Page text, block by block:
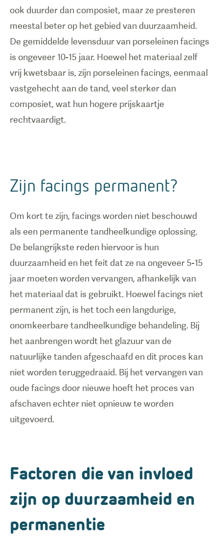
ook duurder dan composiet, maar ze presteren
meestal beter op het gebied van duurzaamheid.
De gemiddelde levensduur van porseleinen facings
is ongeveer 10-15 jaar. Hoewel het materiaal zelf
vrij kwetsbaar is, zijn porseleinen facings, eenmaal
vastgehecht aan de tand, veel sterker dan
composiet, wat hun hogere prijskaartje
rechtvaardigt.
Zijn facings permanent?
Om kort te zijn, facings worden niet beschouwd
als een permanente tandheelkundige oplossing.
De belangrijkste reden hiervoor is hun
duurzaamheid en het feit dat ze na ongeveer 5-15
jaar moeten worden vervangen, afhankelijk van
het materiaal dat is gebruikt. Hoewel facings niet
permanent zijn, is het toch een langdurige,
onomkeerbare tandheelkundige behandeling. Bij
het aanbrengen wordt het glazuur van de
natuurlijke tanden afgeschaafd en dit proces kan
niet worden teruggedraaid. Bij het vervangen van
oude facings door nieuwe hoeft het proces van
afschaven echter niet opnieuw te worden
Factoren die van invloed
zijn op duurzaamheid en
permanentie